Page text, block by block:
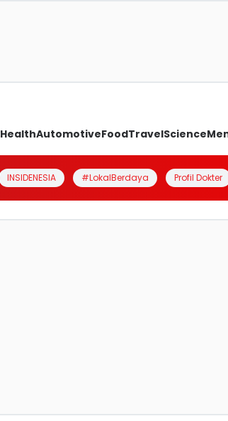
HealthAutomotiveFoodTravelScience
INSIDENESIA #LokalBerdaya Profil Dokter